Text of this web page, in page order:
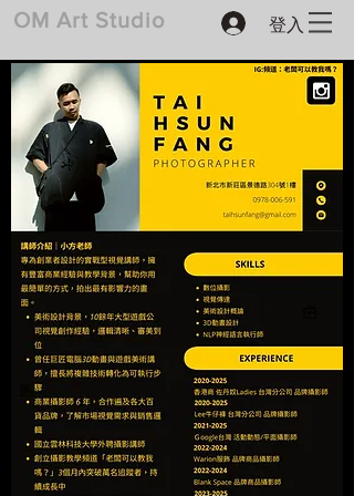
​OM Art Studio 登入